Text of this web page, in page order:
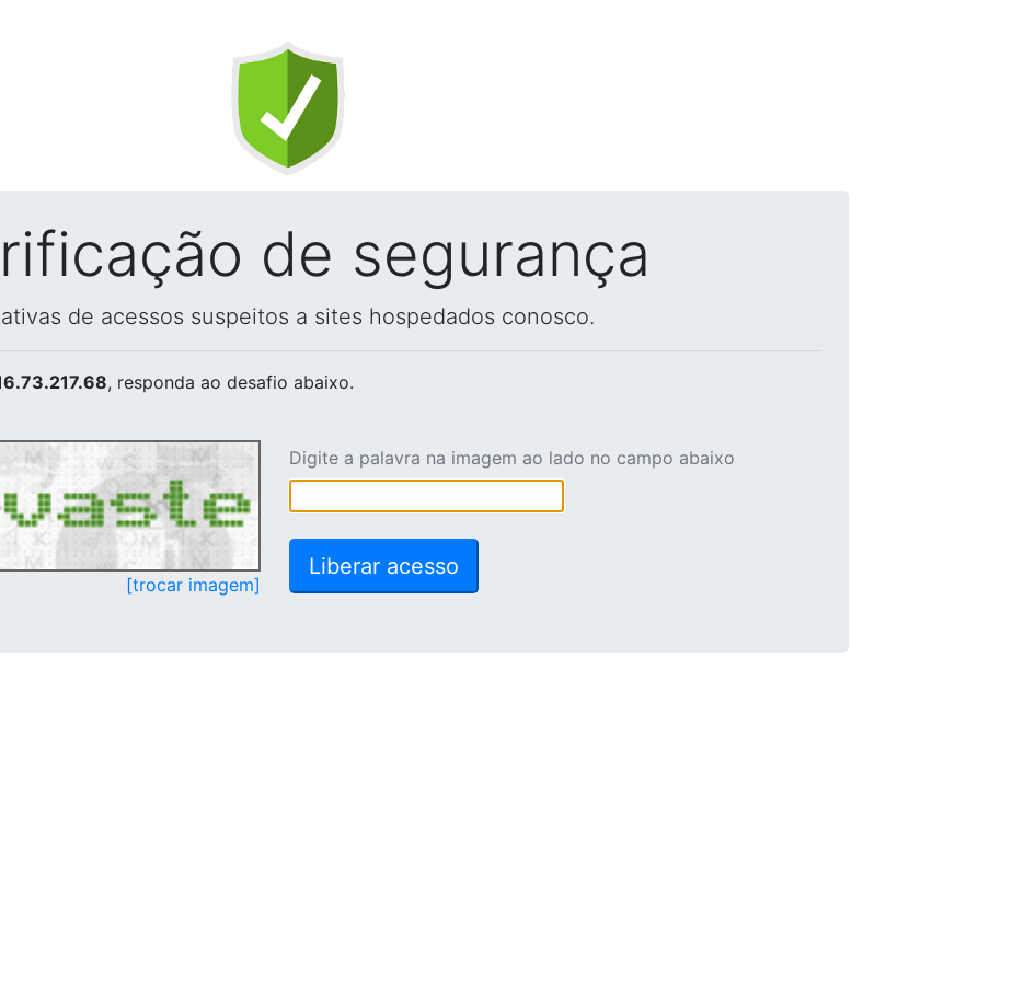
de segurança
de acessos suspeitos a sites hospedados conosco.
, responda ao desafio abaixo.
[trocar imagem]
Digite a palavra na imagem ao lado no campo abaixo